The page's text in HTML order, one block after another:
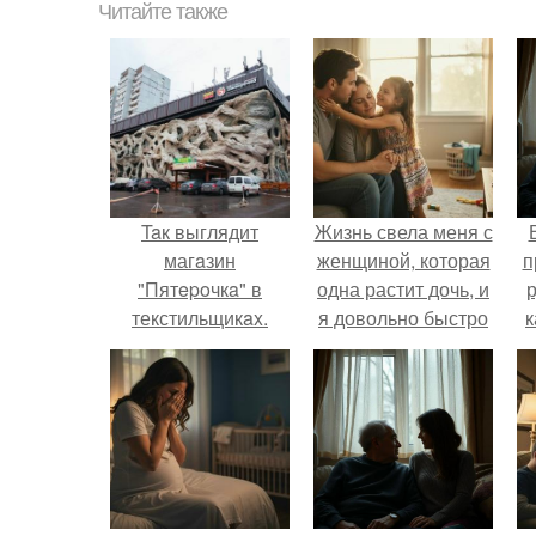
Читайте также
Taк выглядит
магaзин
"Пятepoчкa" в
текстильщикax.
Жизнь свела меня с
женщиной, которая
одна растит дочь, и
я довольно быстро
привязался к ним
обеим.